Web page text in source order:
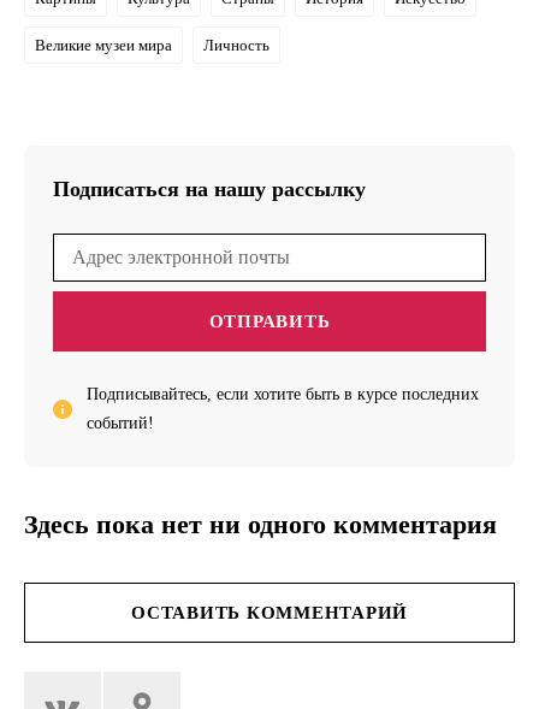
Великие музеи мира Личность
Подписаться на нашу рассылку
ОТПРАВИТЬ
Подписывайтесь, если хотите быть в курсе последних
событий!
Здесь пока нет ни одного комментария
ОСТАВИТЬ КОММЕНТАРИЙ